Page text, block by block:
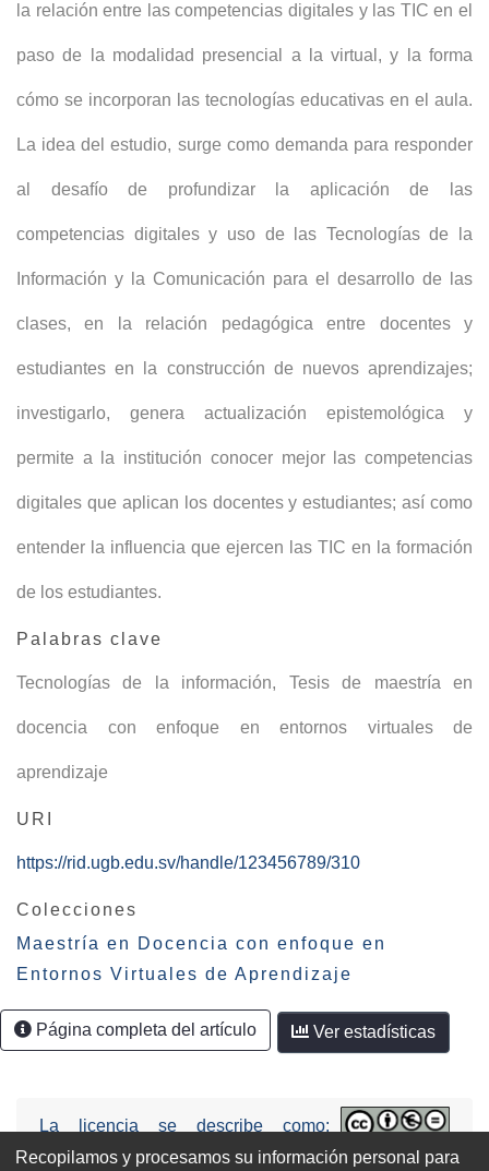
la relación entre las competencias digitales y las TIC en el
paso de la modalidad presencial a la virtual, y la forma
cómo se incorporan las tecnologías educativas en el aula.
La idea del estudio, surge como demanda para responder
al desafío de profundizar la aplicación de las
competencias digitales y uso de las Tecnologías de la
Información y la Comunicación para el desarrollo de las
clases, en la relación pedagógica entre docentes y
estudiantes en la construcción de nuevos aprendizajes;
investigarlo, genera actualización epistemológica y
permite a la institución conocer mejor las competencias
digitales que aplican los docentes y estudiantes; así como
entender la influencia que ejercen las TIC en la formación
de los estudiantes.
Palabras clave
Tecnologías de la información, Tesis de maestría en
docencia con enfoque en entornos virtuales de
aprendizaje
URI
https://rid.ugb.edu.sv/handle/123456789/310
Colecciones
Maestría en Docencia con enfoque en
Entornos Virtuales de Aprendizaje
Página completa del artículo Ver estadísticas
La licencia se describe como:
Attribution-NonCommercial-NoDerivs
Recopilamos y procesamos su información personal para